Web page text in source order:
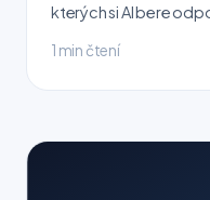
kterých si AI bere
1 min čtení